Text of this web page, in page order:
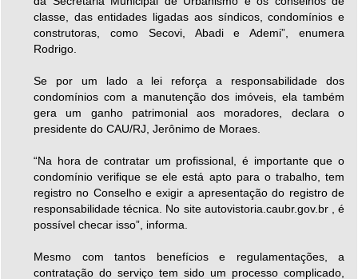
classe, das entidades ligadas aos síndicos, condomínios e
construtoras, como Secovi, Abadi e Ademi”, enumera
Rodrigo.
Se por um lado a lei reforça a responsabilidade dos
condomínios com a manutenção dos imóveis, ela também
gera um ganho patrimonial aos moradores, declara o
presidente do CAU/RJ, Jerônimo de Moraes.
“Na hora de contratar um profissional, é importante que o
condomínio verifique se ele está apto para o trabalho, tem
registro no Conselho e exigir a apresentação do registro de
responsabilidade técnica. No site autovistoria.caubr.gov.br , é
possível checar isso”, informa.
Mesmo com tantos benefícios e regulamentações, a
contratação do serviço tem sido um processo complicado,